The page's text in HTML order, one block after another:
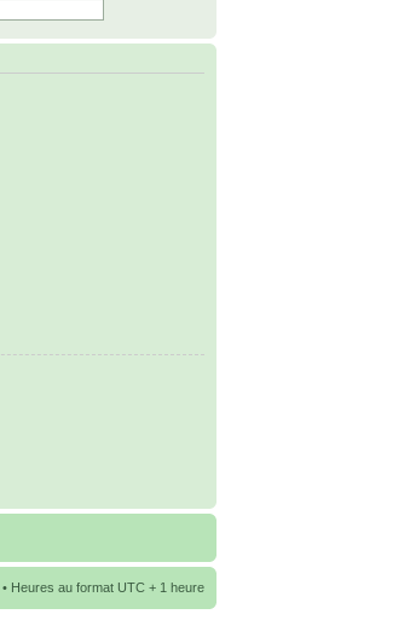
• Heures au format UTC + 1 heure